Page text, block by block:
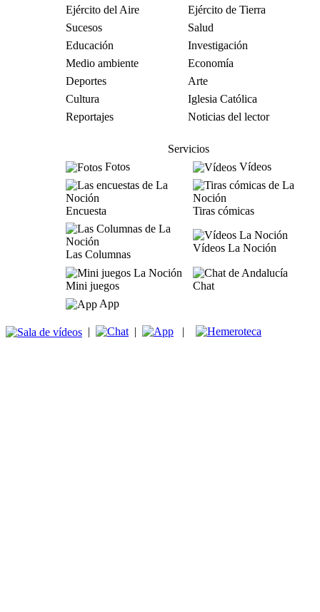
Ejército del Aire
Ejército de Tierra
Sucesos
Salud
Educación
Investigación
Medio ambiente
Economía
Deportes
Arte
Cultura
Iglesia Católica
Reportajes
Noticias del lector
Servicios
Fotos
Vídeos
Encuesta Tiras cómicas
Las Columnas
Vídeos La Noción
Mini juegos
Chat
App
| | |